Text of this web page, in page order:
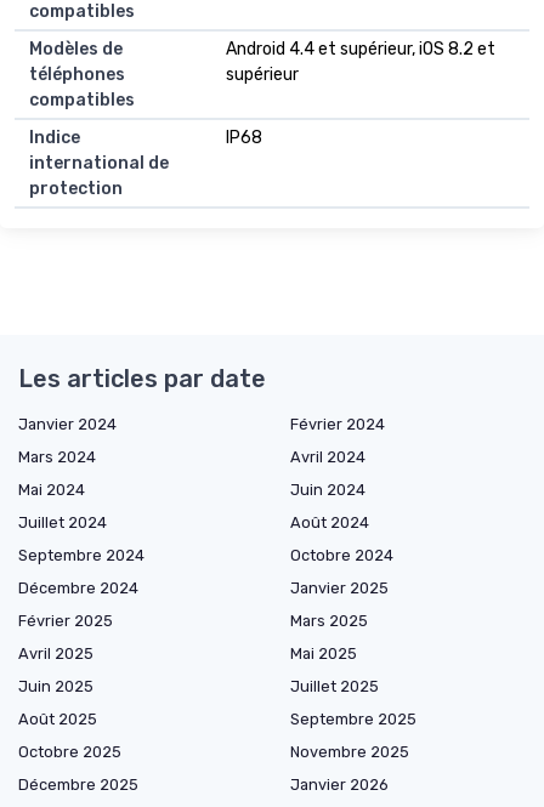
compatibles
Modèles de
téléphones
compatibles
Android 4.4 et supérieur, iOS 8.2 et
supérieur
Indice
international de
protection
IP68
Les articles par date
Janvier 2024
Février 2024
Mars 2024
Avril 2024
Mai 2024
Juin 2024
Juillet 2024
Août 2024
Septembre 2024
Octobre 2024
Décembre 2024
Janvier 2025
Février 2025
Mars 2025
Avril 2025
Mai 2025
Juin 2025
Juillet 2025
Août 2025
Septembre 2025
Octobre 2025
Novembre 2025
Décembre 2025
Janvier 2026